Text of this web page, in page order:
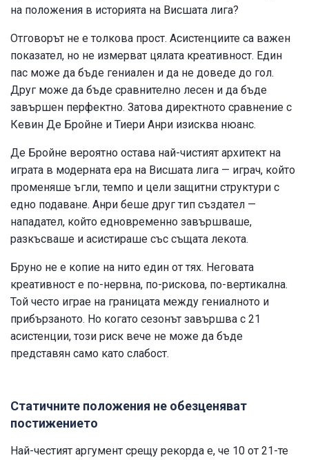
на положения в историята на Висшата лига?
Отговорът не е толкова прост. Асистенциите са важен
показател, но не измерват цялата креативност. Един
пас може да бъде гениален и да не доведе до гол.
Друг може да бъде сравнително лесен и да бъде
завършен перфектно. Затова директното сравнение с
Кевин Де Бройне и Тиери Анри изисква нюанс.
Де Бройне вероятно остава най-чистият архитект на
играта в модерната ера на Висшата лига — играч, който
променяше ъгли, темпо и цели защитни структури с
едно подаване. Анри беше друг тип създател —
нападател, който едновременно завършваше,
разкъсваше и асистираше със същата лекота.
Бруно не е копие на нито един от тях. Неговата
креативност е по-нервна, по-рискова, по-вертикална.
Той често играе на границата между гениалното и
прибързаното. Но когато сезонът завършва с 21
асистенции, този риск вече не може да бъде
представян само като слабост.
Статичните положения не обезценяват
постижението
Най-честият аргумент срещу рекорда е, че 10 от 21-те